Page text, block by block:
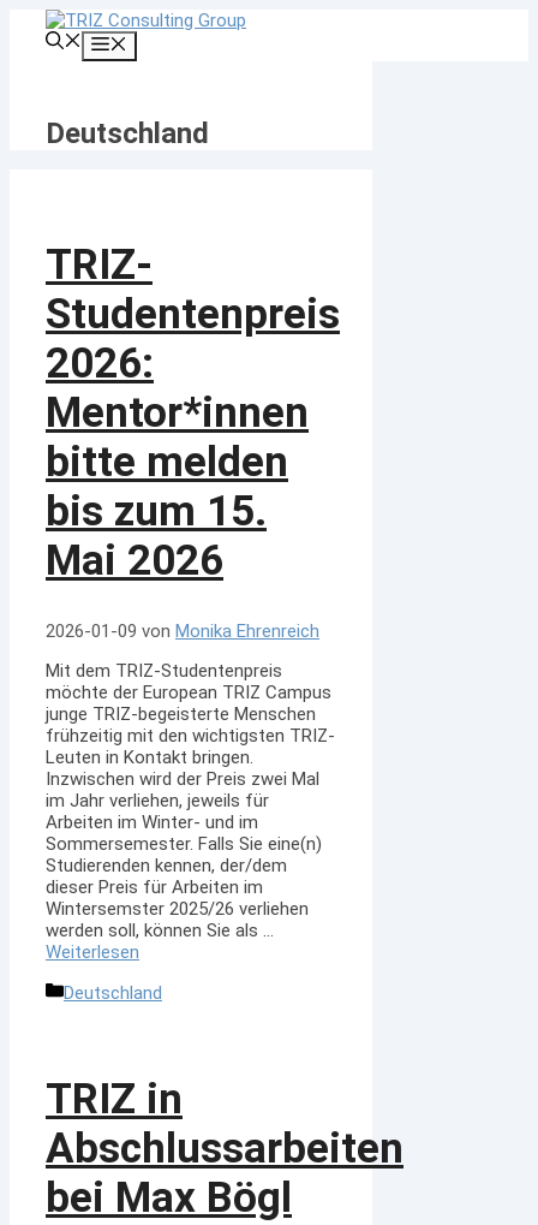
Inhalt
Deutschland
TRIZ-
Studentenpreis
2026:
Mentor*innen
bitte melden
bis zum 15.
Mai 2026
2026-01-09 von Monika Ehrenreich
Mit dem TRIZ-Studentenpreis
möchte der European TRIZ Campus
junge TRIZ-begeisterte Menschen
frühzeitig mit den wichtigsten TRIZ-
Leuten in Kontakt bringen.
Inzwischen wird der Preis zwei Mal
im Jahr verliehen, jeweils für
Arbeiten im Winter- und im
Sommersemester. Falls Sie eine(n)
Studierenden kennen, der/dem
dieser Preis für Arbeiten im
Wintersemster 2025/26 verliehen
werden soll, können Sie als …
Weiterlesen
Kategorien
Deutschland
TRIZ in
Abschlussarbeiten
bei Max Bögl